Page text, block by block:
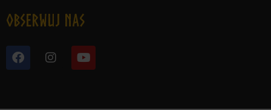
obserwuj nas